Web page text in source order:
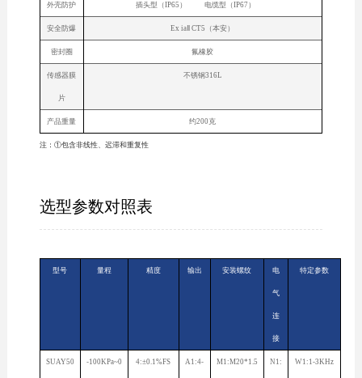
外壳防护 插头型（IP65） 电缆型（IP67）
安全防爆 Ex iaⅡ CT5（本安）
密封圈 氟橡胶
传感器膜
片
不锈钢316L
产品重量 约200克
注：①包含非线性、迟滞和重复性
选型参数对照表
型号 量程 精度 输出 安装螺纹 电
气
连
接
特定参数
SUAY50 -100KPa~0 4:±0.1%FS A1:4- M1:M20*1.5 N1: W1:1-3KHz